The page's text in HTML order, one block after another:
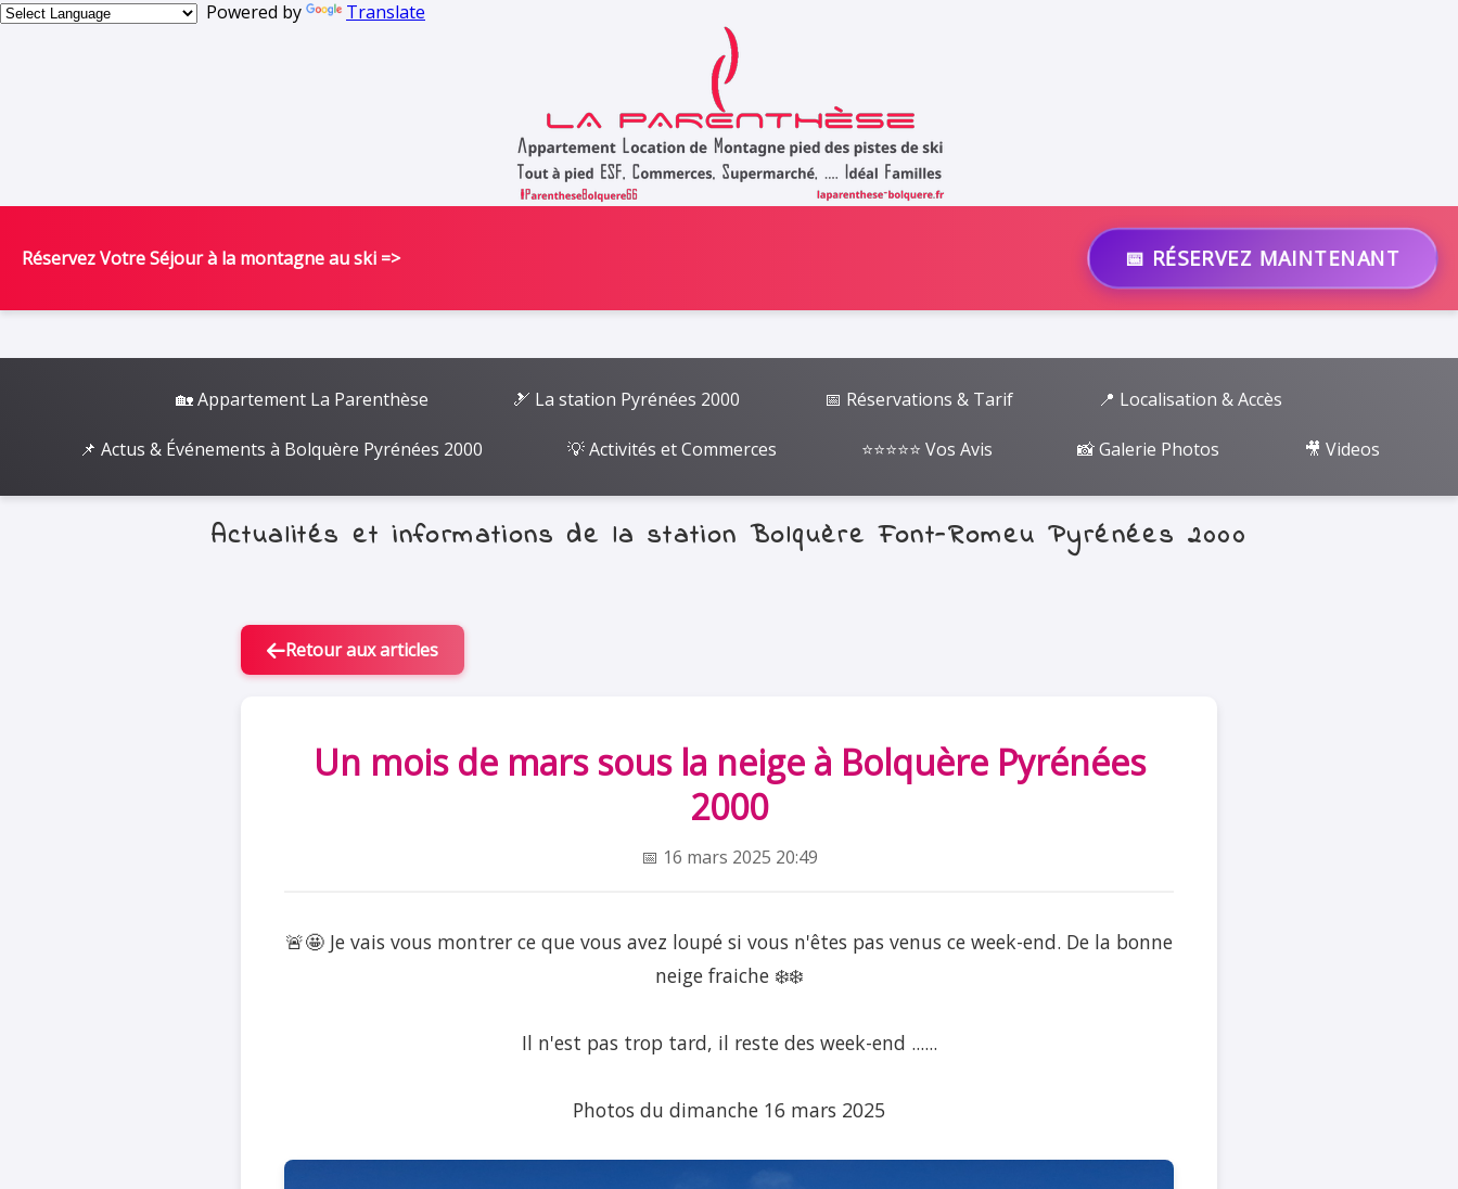
Powered by Translate
Réservez Votre Séjour à la montagne au ski => 📅 RÉSERVEZ MAINTENANT
🏡 Appartement La Parenthèse 🎿 La station Pyrénées 2000 📅 Réservations & Tarif 📍 Localisation & Accès
📌 Actus & Événements à Bolquère Pyrénées 2000 💡 Activités et Commerces ⭐⭐⭐⭐⭐ Vos Avis 📸 Galerie Photos 🎥 Videos
Actualités et informations de la station Bolquère Font-Romeu Pyrénées 2000
Retour aux articles
Un mois de mars sous la neige à Bolquère Pyrénées
2000
📅 16 mars 2025 20:49
🚨🤩 Je vais vous montrer ce que vous avez loupé si vous n'êtes pas venus ce week-end. De la bonne
neige fraiche ❄️❄️
Il n'est pas trop tard, il reste des week-end ......
Photos du dimanche 16 mars 2025